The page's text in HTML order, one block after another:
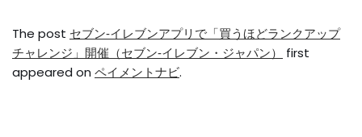
The post セブン‐イレブンアプリで「買うほどランクアップ
チャレンジ」開催（セブン‐イレブン・ジャパン）
first
appeared on ペイメントナビ.